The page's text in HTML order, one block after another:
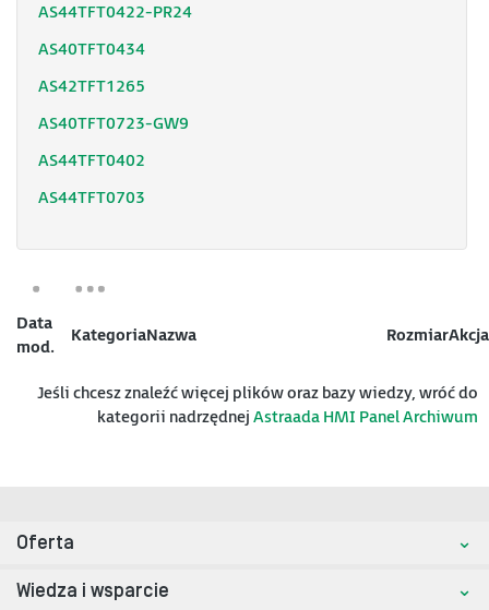
AS44TFT0422-PR24
AS40TFT0434
AS42TFT1265
AS40TFT0723-GW9
AS44TFT0402
AS44TFT0703
Data
mod.
KategoriaNazwa RozmiarAkcja
Jeśli chcesz znaleźć więcej plików oraz bazy wiedzy, wróć do
kategorii nadrzędnej Astraada HMI Panel Archiwum
Oferta
Wiedza i wsparcie